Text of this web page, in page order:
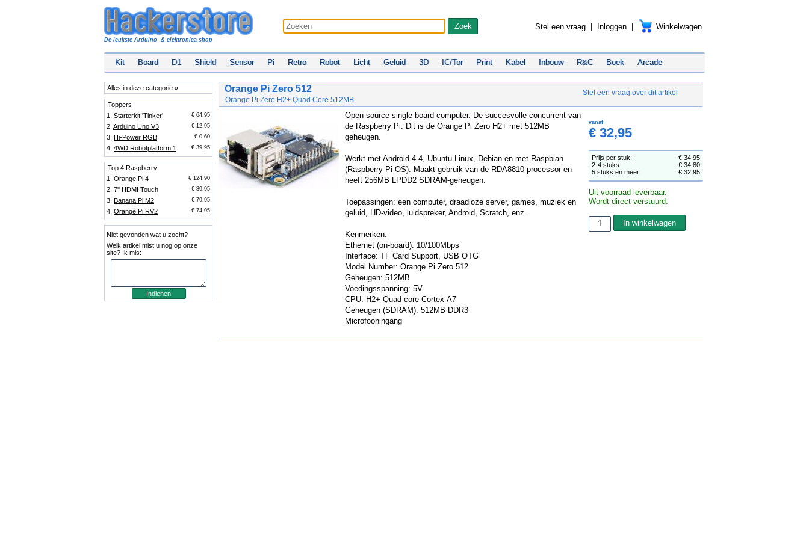
De leukste Arduino- & elektronica-shop
Stel een vraag Inloggen Winkelwagen
Kit Board D1 Shield Sensor Pi Retro Robot Licht Geluid 3D IC/Tor Print Kabel Inbouw R&C Boek Arcade
Alles in deze categorie »
Toppers
1. Starterkit 'Tinker' € 64,95
2. Arduino Uno V3 € 12,95
3. Hi-Power RGB € 0,60
4. 4WD Robotplatform 1 € 39,95
Top 4 Raspberry
1. Orange Pi 4 € 124,90
2. 7'' HDMI Touch € 89,95
3. Banana Pi M2 € 79,95
4. Orange Pi RV2 € 74,95
Niet gevonden wat u zocht?
Welk artikel mist u nog op onze
site? Ik mis:
Orange Pi Zero 512
Orange Pi Zero H2+ Quad Core 512MB
Stel een vraag over dit artikel
Open source single-board computer. De succesvolle concurrent van
de Raspberry Pi. Dit is de Orange Pi Zero H2+ met 512MB
geheugen.
Werkt met Android 4.4, Ubuntu Linux, Debian en met Raspbian
(Raspberry Pi-OS). Maakt gebruik van de RDA8810 processor en
heeft 256MB LPDD2 SDRAM-geheugen.
Toepassingen: een computer, draadloze server, games, muziek en
geluid, HD-video, luidspreker, Android, Scratch, enz.
Kenmerken:
Ethernet (on-board): 10/100Mbps
Interface: TF Card Support, USB OTG
Model Number: Orange Pi Zero 512
Geheugen: 512MB
Voedingsspanning: 5V
CPU: H2+ Quad-core Cortex-A7
Geheugen (SDRAM): 512MB DDR3
Microfooningang
vanaf
€ 32,95
Prijs per stuk:
€ 34,95
2-4 stuks:
€ 34,80
5 stuks en meer:
€ 32,95
Uit voorraad leverbaar.
Wordt direct verstuurd.